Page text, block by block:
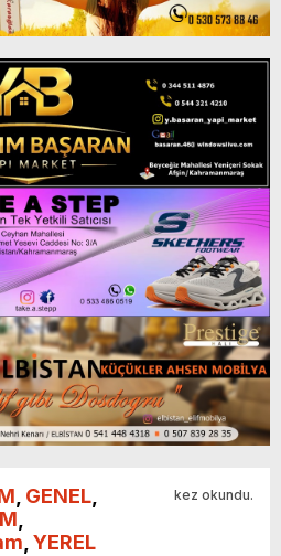
GENEL
YEREL
kez okundu.